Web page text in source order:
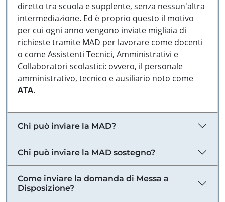
diretto tra scuola e supplente, senza nessun'altra
intermediazione. Ed è proprio questo il motivo
per cui ogni anno vengono inviate migliaia di
richieste tramite MAD per lavorare come docenti
o come Assistenti Tecnici, Amministrativi e
Collaboratori scolastici: ovvero, il personale
amministrativo, tecnico e ausiliario noto come
ATA.
Chi può inviare la MAD?
Chi può inviare la MAD sostegno?
Come inviare la domanda di Messa a
Disposizione?